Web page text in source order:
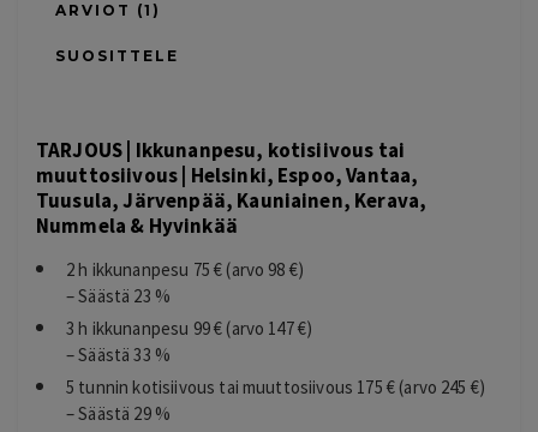
ARVIOT (1)
SUOSITTELE
TARJOUS | Ikkunanpesu, kotisiivous tai
muuttosiivous | Helsinki, Espoo, Vantaa,
Tuusula, Järvenpää, Kauniainen, Kerava,
Nummela & Hyvinkää
2 h ikkunanpesu 75 € (arvo 98 €)
– Säästä 23 %
3 h ikkunanpesu 99 € (arvo 147 €)
– Säästä 33 %
5 tunnin kotisiivous tai muuttosiivous 175 € (arvo 245 €)
– Säästä 29 %